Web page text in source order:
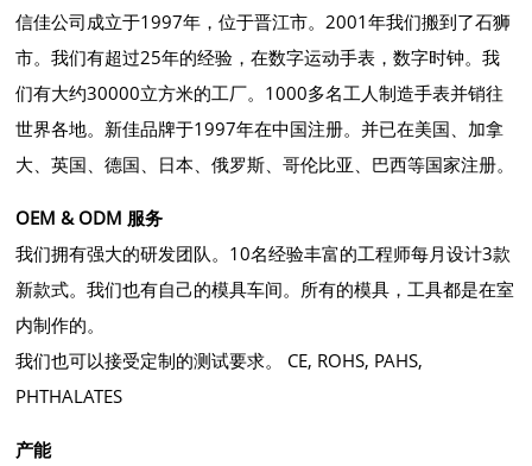
信佳公司成立于1997年，位于晋江市。2001年我们搬到了石狮
市。我们有超过25年的经验，在数字运动手表，数字时钟。我
们有大约30000立方米的工厂。1000多名工人制造手表并销往
世界各地。新佳品牌于1997年在中国注册。并已在美国、加拿
大、英国、德国、日本、俄罗斯、哥伦比亚、巴西等国家注册。
OEM & ODM 服务
我们拥有强大的研发团队。10名经验丰富的工程师每月设计3款
新款式。我们也有自己的模具车间。所有的模具，工具都是在室
内制作的。
我们也可以接受定制的测试要求。 CE, ROHS, PAHS,
PHTHALATES
产能